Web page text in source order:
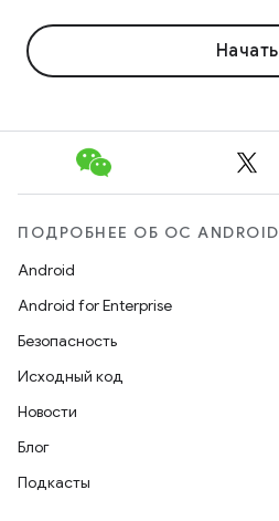
Начать
ПОДРОБНЕЕ ОБ ОС ANDROID
Android
Android for Enterprise
Безопасность
Исходный код
Новости
Блог
Подкасты